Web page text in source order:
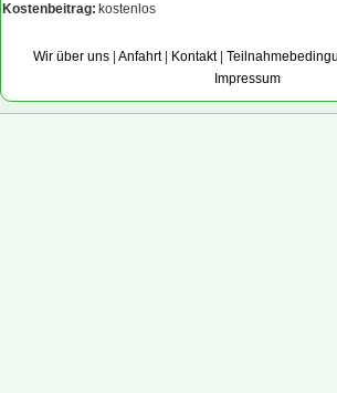
Kostenbeitrag: kostenlos
Wir über uns Anfahrt| Kontakt|
Impressum